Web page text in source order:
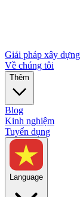
Giải pháp xây
Về chúng tôi
Thêm
Blog
Kinh nghiệm
Tuyển dụng
Language